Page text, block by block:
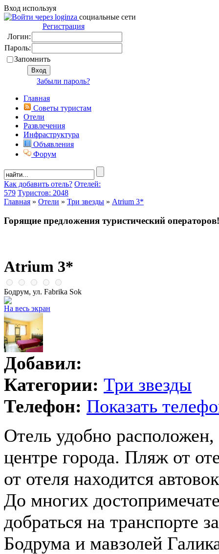
Вход используя
социальные сети
Регистрация
Логин:
Пароль:
Запомнить
Забыли пароль?
Главная
Советы туристам
Отели
Развлечения
Инфраструктура
Объявления
Форум
Как добавить отель? Отелей:
579 Туристов: 2048
Главная » Отели » Три звезды » Atrium 3*
Горящие предложения туристический операторов!
Atrium 3*
Бодрум, ул. Fabrika Sok
На весь экран
Добавил:
Категории: Три звезды
Телефон: Показать
Отель удобно
центре города. Пляж от
от отеля находится
До многих
добраться на транспорте
Бодрума и мавзолей